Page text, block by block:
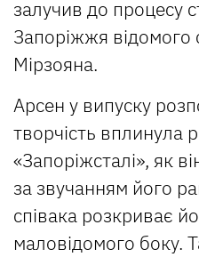
залучив до процесу
Запоріжжя відомого
Мірзояна.
Арсен у випуску
творчість вплинула
«Запоріжсталі», як
за звучанням його
співака розкриває
маловідомого боку.